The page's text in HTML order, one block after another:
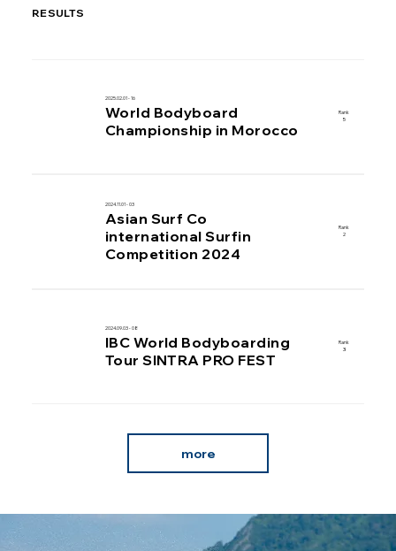
more
2025.02.01 - 16
World Bodyboard
Championship in Morocco
Rank
5
2024.11.01 - 03
Asian Surf Co
international Surfin
Competition 2024
Rank
2
2024.09.03 - 08
IBC World Bodyboarding
Tour SINTRA PRO FEST
Rank
3
RESULTS